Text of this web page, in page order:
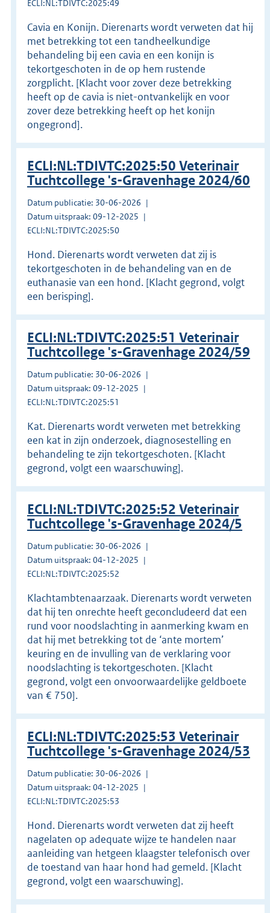
ECLI:NL:TDIVTC:2025:49
Cavia en Konijn. Dierenarts wordt verweten dat hij
met betrekking tot een tandheelkundige
behandeling bij een cavia en een konijn is
tekortgeschoten in de op hem rustende
zorgplicht. [Klacht voor zover deze betrekking
heeft op de cavia is niet-ontvankelijk en voor
zover deze betrekking heeft op het konijn
ongegrond].
ECLI:NL:TDIVTC:2025:50 Veterinair
Tuchtcollege 's-Gravenhage 2024/60
Datum publicatie: 30-06-2026
Datum uitspraak: 09-12-2025
ECLI:NL:TDIVTC:2025:50
Hond. Dierenarts wordt verweten dat zij is
tekortgeschoten in de behandeling van en de
euthanasie van een hond. [Klacht gegrond, volgt
een berisping].
ECLI:NL:TDIVTC:2025:51 Veterinair
Tuchtcollege 's-Gravenhage 2024/59
Datum publicatie: 30-06-2026
Datum uitspraak: 09-12-2025
ECLI:NL:TDIVTC:2025:51
Kat. Dierenarts wordt verweten met betrekking
een kat in zijn onderzoek, diagnosestelling en
behandeling te zijn tekortgeschoten. [Klacht
gegrond, volgt een waarschuwing].
ECLI:NL:TDIVTC:2025:52 Veterinair
Tuchtcollege 's-Gravenhage 2024/5
Datum publicatie: 30-06-2026
Datum uitspraak: 04-12-2025
ECLI:NL:TDIVTC:2025:52
Klachtambtenaarzaak. Dierenarts wordt verweten
dat hij ten onrechte heeft geconcludeerd dat een
rund voor noodslachting in aanmerking kwam en
dat hij met betrekking tot de ‘ante mortem’
keuring en de invulling van de verklaring voor
noodslachting is tekortgeschoten. [Klacht
gegrond, volgt een onvoorwaardelijke geldboete
van € 750].
ECLI:NL:TDIVTC:2025:53 Veterinair
Tuchtcollege 's-Gravenhage 2024/53
Datum publicatie: 30-06-2026
Datum uitspraak: 04-12-2025
ECLI:NL:TDIVTC:2025:53
Hond. Dierenarts wordt verweten dat zij heeft
nagelaten op adequate wijze te handelen naar
aanleiding van hetgeen klaagster telefonisch over
de toestand van haar hond had gemeld. [Klacht
gegrond, volgt een waarschuwing].